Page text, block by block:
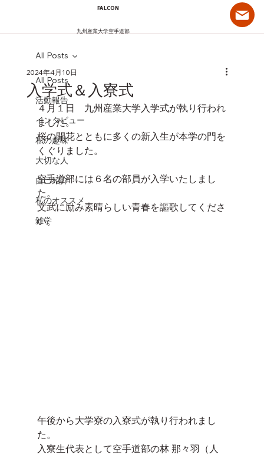
FALCON
九州産業大学空手道部
All Posts
活動報告
インタビュー
私の趣味
大切な人
自己紹介
私のオススメ
雑学
All Posts
入学式＆入寮式
2024年4月10日
４月１日　九州産業大学入学式が執り行われ
ました。
桜の開花とともに多くの新入生が本学の門を
くぐりました。
空手道部には６名の部員が入学いたしまし
た。
文武に励み素晴らしい青春を謳歌してくださ
い。
午後から大学寮の入寮式が執り行われまし
た。
入寮生代表として空手道部の林 那々羽（人